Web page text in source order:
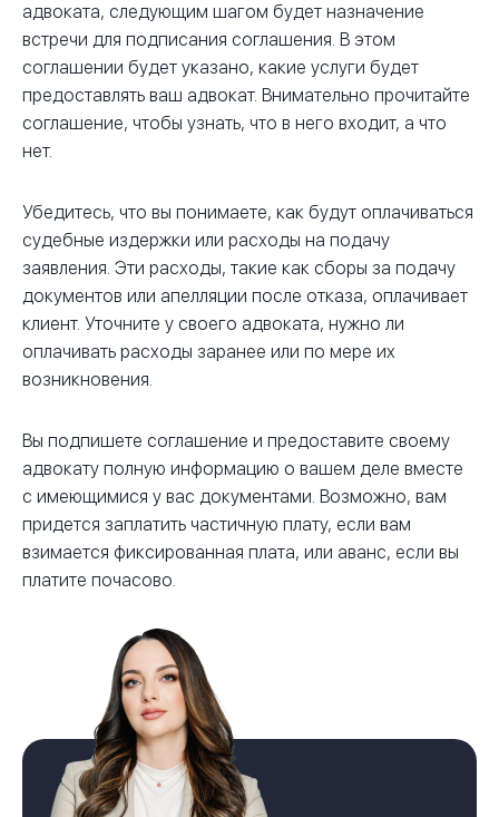
адвоката, следующим шагом будет назначение
встречи для подписания соглашения. В этом
соглашении будет указано, какие услуги будет
предоставлять ваш адвокат. Внимательно прочитайте
соглашение, чтобы узнать, что в него входит, а что
нет.
Убедитесь, что вы понимаете, как будут оплачиваться
судебные издержки или расходы на подачу
заявления. Эти расходы, такие как сборы за подачу
документов или апелляции после отказа, оплачивает
клиент. Уточните у своего адвоката, нужно ли
оплачивать расходы заранее или по мере их
возникновения.
Вы подпишете соглашение и предоставите своему
адвокату полную информацию о вашем деле вместе
с имеющимися у вас документами. Возможно, вам
придется заплатить частичную плату, если вам
взимается фиксированная плата, или аванс, если вы
платите почасово.